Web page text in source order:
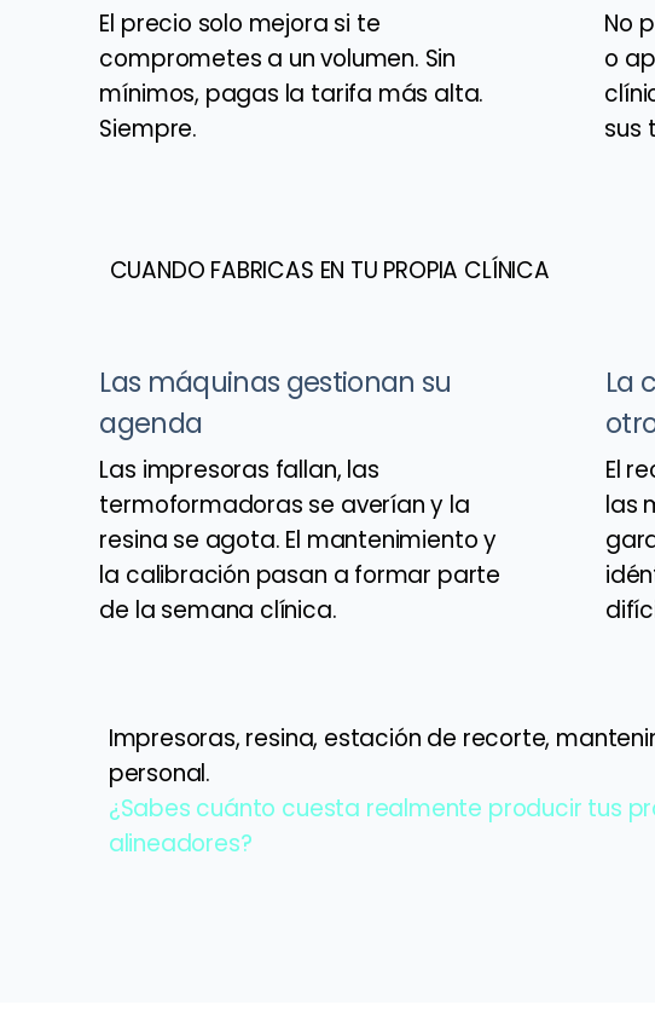
El precio solo mejora si te
comprometes a un volumen. Sin
mínimos, pagas la tarifa más alta.
Siempre.
No
o
sus
CUANDO FABRICAS EN TU PROPIA CLÍNICA
Las máquinas gestionan su
agenda
Las impresoras fallan, las
termoformadoras se averían y la
resina se agota. El mantenimiento y
la calibración pasan a formar parte
de la semana clínica.
La
El
las
Impresoras, resina, estación de recorte,
personal.
¿Sabes cuánto cuesta realmente producir tus
alineadores?